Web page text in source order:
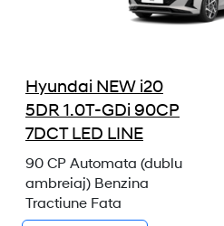
Hyundai NEW i20
5DR 1.0T-GDi 90CP
7DCT LED LINE
90 CP Automata (dublu
ambreiaj) Benzina
Tractiune Fata